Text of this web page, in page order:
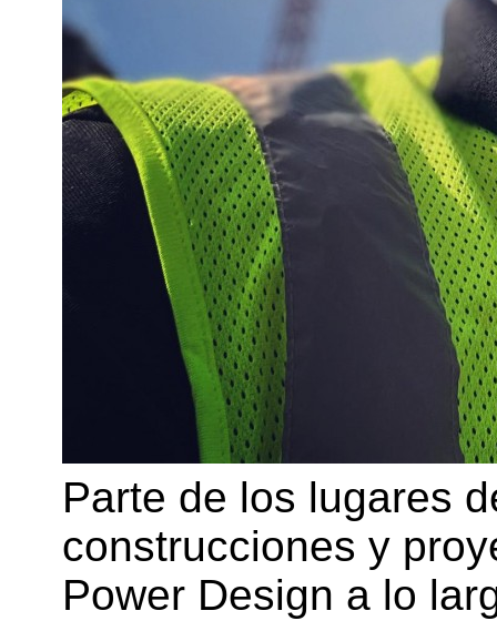
Parte de los lugares
construcciones y
Power Design a lo